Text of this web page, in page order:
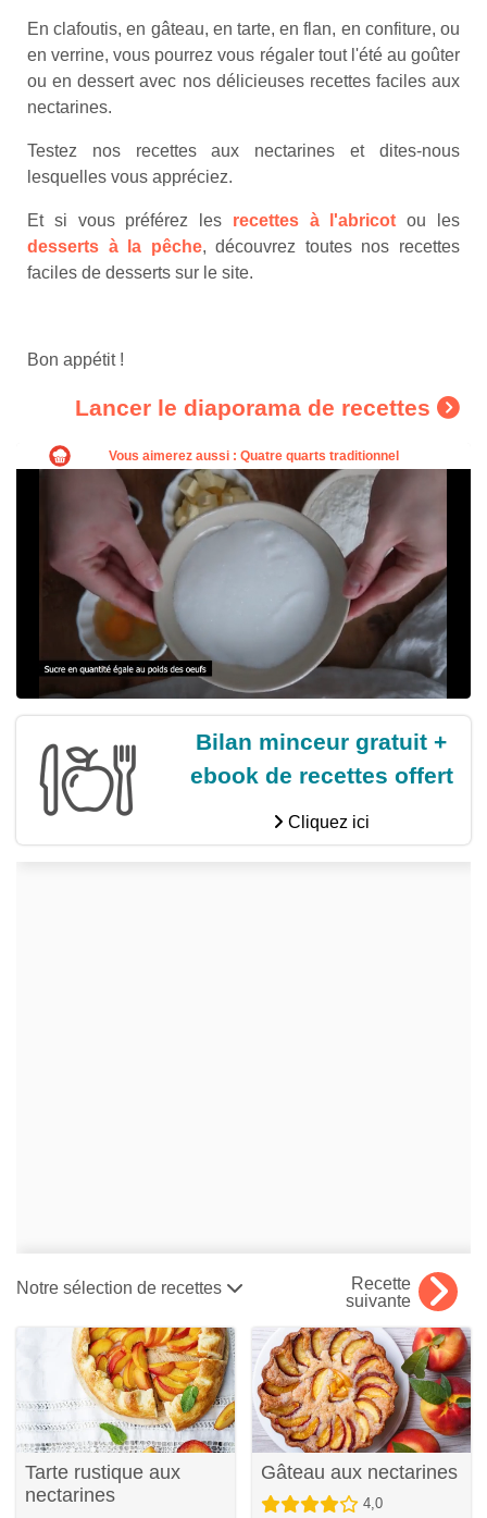
En clafoutis, en gâteau, en tarte, en flan, en confiture, ou
en verrine, vous pourrez vous régaler tout l'été au goûter
ou en dessert avec nos délicieuses recettes faciles aux
nectarines.
Testez nos recettes aux nectarines et dites-nous
lesquelles vous appréciez.
Et si vous préférez les recettes à l'abricotou les
desserts à la pêche, découvrez toutes nos recettes
faciles de desserts sur le site.
Bon appétit !
Lancer le diaporama de recettes
Bilan minceur gratuit +
ebook de recettes offert
Cliquez ici
Notre sélection de recettes
Recette
suivante
Tarte rustique aux
nectarines
Gâteau aux nectarines
4,0